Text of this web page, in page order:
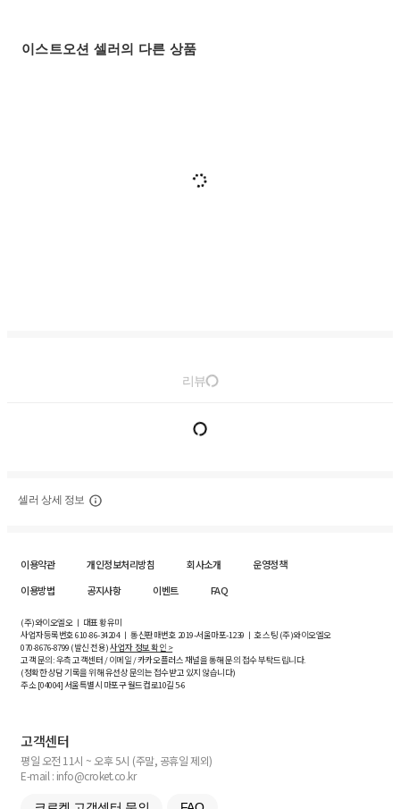
이스트오션 셀러의 다른 상품
리뷰
셀러 상세 정보
이용약관 개인정보처리방침 회사소개
운영정책
이용방법
공지사항 이벤트 FAQ
(주)와이오엘오 ㅣ 대표 황유미
사업자등록번호610-86-34204ㅣ 통신판매번호 2019-서울마포-1239 ㅣ 호스팅 (주)와이오엘오
070-8676-8799 (발신 전용)사업자 정보 확인 >
고객 문의: 우측 고객센터 / 이메일 / 카카오플러스 채널을 통해 문의 접수 부탁드립니다.
(정확한 상담 기록을 위해 유선상 문의는 접수받고 있지 않습니다)
주소 [04004] 서울특별시 마포구 월드컵로10길5-6
고객센터
평일 오전 11시 ~ 오후 5시 (주말, 공휴일 제외)
E-mail : info@croket.co.kr